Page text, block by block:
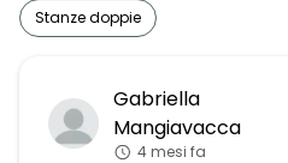
Stanze doppie
Gabriella
Mangiavacca
4 mesi fa